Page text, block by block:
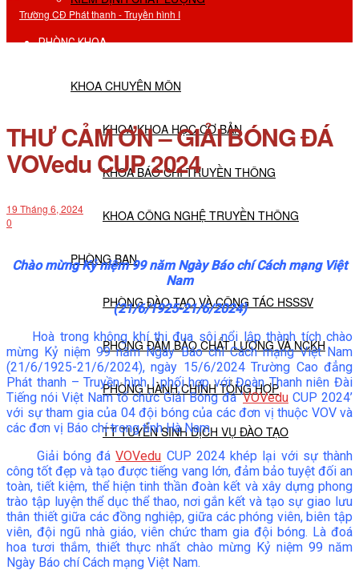
PHÒNG KHOA
KHOA CHUYÊN MÔN
KHOA KHOA HỌC CƠ BẢN
KHOA BÁO CHÍ TRUYỀN THÔNG
KHOA CÔNG NGHỆ TRUYỀN THÔNG
PHÒNG BAN
PHÒNG ĐÀO TẠO VÀ CÔNG TÁC HSSSV
PHÒNG ĐẢM BẢO CHẤT LƯỢNG VÀ NCKH
PHÒNG HÀNH CHÍNH TỔNG HỢP
TT TUYỂN SINH DỊCH VỤ ĐÀO TẠO
NGHIÊN CỨU KHOA HỌC
VĂN BẢN
THƯ VIỆN
THƯ CẢM ƠN – GIẢI BÓNG ĐÁ
VOVedu CUP 2024
19 Tháng 6, 2024
0
Chào mừng Kỷ niệm 99 năm Ngày Báo chí Cách mạng Việt
Nam
(21/6/1925-21/6/2024)
Hoà trong không khí thi đua sôi nổi lập thành tích chào
mừng Kỷ niệm 99 năm Ngày Báo chí Cách mạng Việt Nam
(21/6/1925-21/6/2024), ngày 15/6/2024 Trường Cao đẳng
Phát thanh – Truyền hình I phối hợp với Đoàn Thanh niên Đài
Tiếng nói Việt Nam tổ chức Giải Bóng đá ‘VOVedu CUP 2024’
với sự tham gia của 04 đội bóng của các đơn vị thuộc VOV và
các đơn vị Báo chí trong tỉnh Hà Nam.
Giải bóng đáVOVedu CUP 2024 khép lại với sự thành
công tốt đẹp và tạo được tiếng vang lớn, đảm bảo tuyệt đối an
toàn, tiết kiệm, thể hiện tinh thần đoàn kết và xây dựng phong
trào tập luyện thể dục thể thao, nơi gắn kết và tạo sự giao lưu
thân thiết giữa các đồng nghiệp, giữa các phóng viên, biên tập
viên, đội ngũ nhà giáo, viên chức tham gia đội bóng. Là đoá
hoa tươi thắm, thiết thực nhất chào mừng Kỷ niệm 99 năm
Ngày Báo chí Cách mạng Việt Nam.